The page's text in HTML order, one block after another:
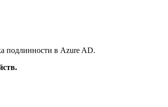
подлинности в Azure AD.